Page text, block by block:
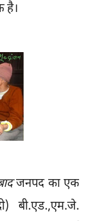
है।
जनपद का एक
बी.एड.,एम.जे.